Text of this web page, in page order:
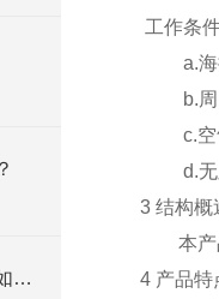
防爆配电箱如何配置电器元件如何安装定位
工作条
a.海拔
b.周围
c.空气
d.无显
3 结构概
本产品
4 产品特